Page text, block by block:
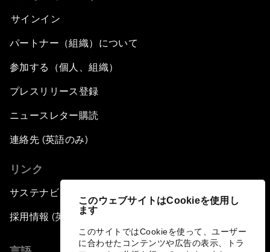
このウェブサイトはCookieを使用し
ます
このサイトではCookieを使って、ユーザー
に合わせたコンテンツや広告の表示、トラ
サインイン
パートナー（組織）について
参加する（個人、組織）
プレスリリース登録
ニュースレター購読
連絡先 (英語のみ)
リンク
サステナビリティへの取り組み
採用情報 (英語のみ)